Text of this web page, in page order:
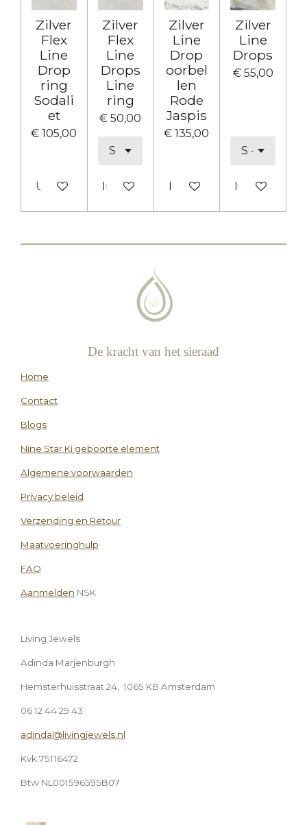
Zilver
Flex
Line
Drop
ring
Sodali
et
€ 105,00
Uitverkocht
Zilver
Flex
Line
Drops
Line
ring
€ 50,00
In winkelwagen
Zilver
Line
Drop
oorbel
len
Rode
Jaspis
€ 135,00
In winkelwagen
Zilver
Line
Drops
€ 55,00
In
De kracht van het sieraad
Home
Contact
Blogs
Nine Star Ki geboorte element
Algemene voorwaarden
Privacy beleid
Verzending en Retour
Maatvoeringhulp
FAQ
Aanmelden NSK
Living Jewels
Adinda Marjenburgh
Hemsterhuisstraat 24, 1065 KB Amsterdam
06 12 44 29 43
adinda@livingjewels.nl
Kvk.75116472
Btw NL001596595B07